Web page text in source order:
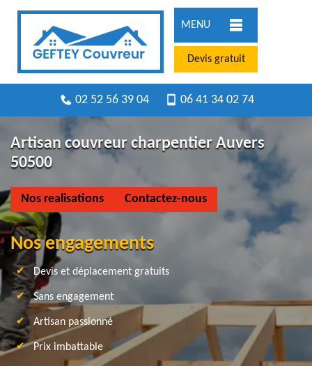
MENU
Devis gratuit
02 52 56 39 04 06 41 34 02 74
Artisan couvreur charpentier Auvers
50500
Nos realisations Contactez-nous
Nos engagements
Devis et déplacement gratuits
Sans engagement
Artisan passionné
Prix imbattable